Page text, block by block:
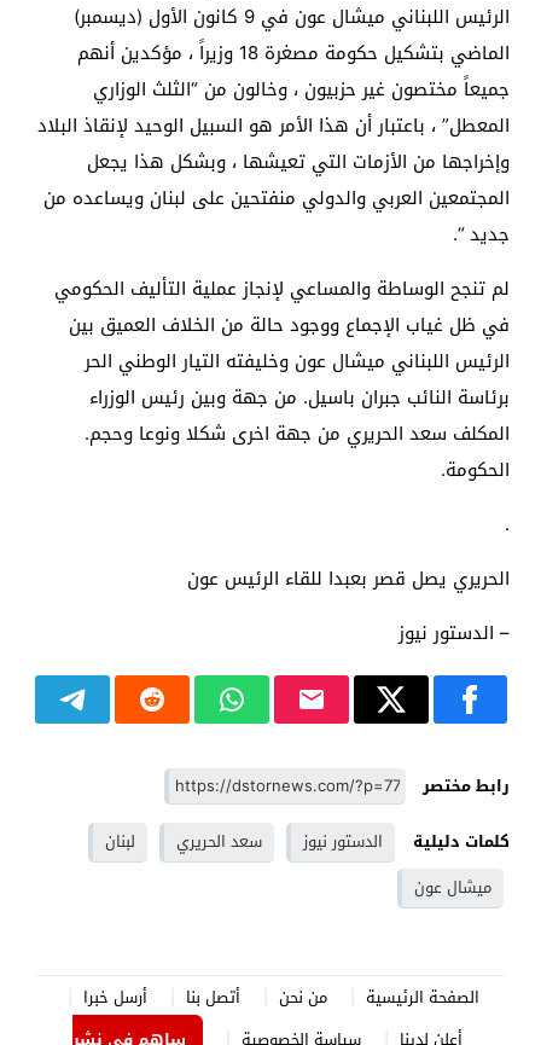
الرئيس اللبناني ميشال عون في 9 كانون الأول (ديسمبر)
الماضي بتشكيل حكومة مصغرة 18 وزيراً ، مؤكدين أنهم
جميعاً مختصون غير حزبيون ، وخالون من “الثلث الوزاري
المعطل” ، باعتبار أن هذا الأمر هو السبيل الوحيد لإنقاذ البلاد
وإخراجها من الأزمات التي تعيشها ، وبشكل هذا يجعل
المجتمعين العربي والدولي منفتحين على لبنان ويساعده من
جديد “.
لم تنجح الوساطة والمساعي لإنجاز عملية التأليف الحكومي
في ظل غياب الإجماع ووجود حالة من الخلاف العميق بين
الرئيس اللبناني ميشال عون وخليفته التيار الوطني الحر
برئاسة النائب جبران باسيل. من جهة وبين رئيس الوزراء
المكلف سعد الحريري من جهة اخرى شكلا ونوعا وحجم.
الحكومة.
.
الحريري يصل قصر بعبدا للقاء الرئيس عون
– الدستور نيوز
رابط مختصر
كلمات دليلية
الدستور نيوز سعد الحريري
لبنان
ميشال عون
الصفحة الرئيسية من نحن أتصل بنا
أرسل خبرا